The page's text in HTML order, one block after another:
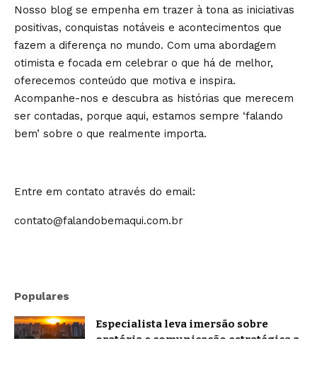
Nosso blog se empenha em trazer à tona as iniciativas
positivas, conquistas notáveis e acontecimentos que
fazem a diferença no mundo. Com uma abordagem
otimista e focada em celebrar o que há de melhor,
oferecemos conteúdo que motiva e inspira.
Acompanhe-nos e descubra as histórias que merecem
ser contadas, porque aqui, estamos sempre ‘falando
bem’ sobre o que realmente importa.
Entre em contato através do email:
contato@falandobemaqui.com.br
Populares
Especialista leva imersão sobre
oratória e comunicação estratégica a